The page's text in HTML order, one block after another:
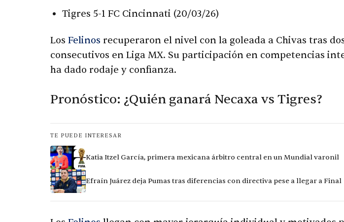
Tigres 5-1 FC Cincinnati (20/03/26)
Los Felinos recuperaron el nivel con la goleada a Chivas tras
consecutivos en Liga MX. Su participación en competencias
ha dado rodaje y confianza.
Pronóstico: ¿Quién ganará Necaxa vs Tigres?
TE PUEDE INTERESAR
Katia Itzel García, primera mexicana árbitro central en un Mundial varonil
Efraín Juárez deja Pumas tras diferencias con directiva pese a llegar a Final